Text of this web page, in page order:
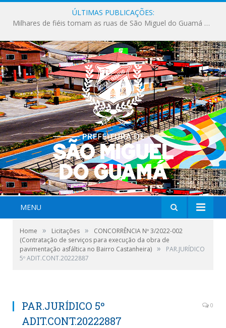
ÚLTIMAS PUBLICAÇÕES:
Milhares de fiéis tomam as ruas de São Miguel do Guamá em uma grande celebração de fé na Marcha para Jesus 2026.
MENU
Home » Licitações »
CONCORRÊNCIA Nº 3/2022-002
(Contratação de serviços para execução da obra de
pavimentação asfáltica no Bairro Castanheira) »
PAR.JURÍDICO
5º ADIT.CONT.20222887
PAR.JURÍDICO 5º
ADIT.CONT.20222887
0